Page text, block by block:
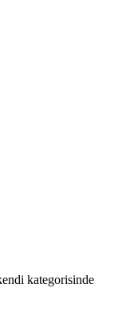
kategorisinde